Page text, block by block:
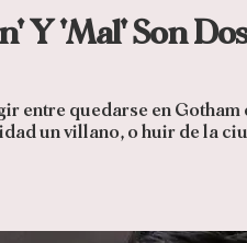
Y 'Mal' Son
entre quedarse en
un villano, o huir de la